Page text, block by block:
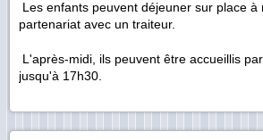
Les enfants peuvent déjeuner sur place à
partenariat avec un traiteur.
L'après-midi, ils peuvent être accueillis
jusqu'à 17h30.